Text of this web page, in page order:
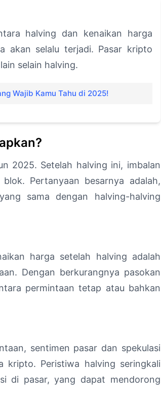
halving dan kenaikan harga
akan selalu terjadi. Pasar kripto
selain halving.
Wajib Kamu Tahu di 2025!
2025. Setelah halving ini, imbalan
Pertanyaan besarnya adalah,
sama dengan halving-halving
harga setelah halving adalah
Dengan berkurangnya pasokan
permintaan tetap atau bahkan
sentimen pasar dan spekulasi
kripto. Peristiwa halving seringkali
di pasar, yang dapat mendorong